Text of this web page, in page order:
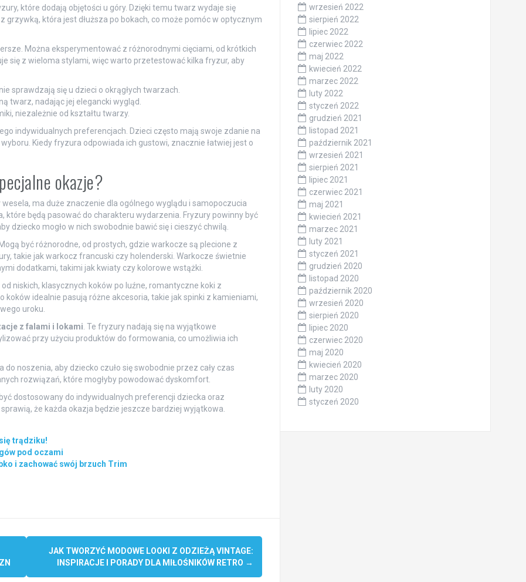
które dodają objętości u góry. Dzięki temu twarz wydaje się
grzywką, która jest dłuższa po bokach, co może pomóc w optycznym
Można eksperymentować z różnorodnymi cięciami, od krótkich
się z wieloma stylami, więc warto przetestować kilka fryzur, aby
sprawdzają się u dzieci o okrągłych twarzach.
twarz, nadając jej elegancki wygląd.
niezależnie od kształtu twarzy.
indywidualnych preferencjach. Dzieci często mają swoje zdanie na
Kiedy fryzura odpowiada ich gustowi, znacznie łatwiej jest o
okazje?
ma duże znaczenie dla ogólnego wyglądu i samopoczucia
które będą pasować do charakteru wydarzenia. Fryzury powinny być
dziecko mogło w nich swobodnie bawić się i cieszyć chwilą.
być różnorodne, od prostych, gdzie warkocze są plecione z
takie jak warkocz francuski czy holenderski. Warkocze świetnie
dodatkami, takimi jak kwiaty czy kolorowe wstążki.
od niskich, klasycznych koków po luźne, romantyczne koki z
idealnie pasują różne akcesoria, takie jak spinki z kamieniami,
uroku.
z falami i lokami . Te fryzury nadają się na wyjątkowe
przy użyciu produktów do formowania, co umożliwia ich
do noszenia, aby dziecko czuło się swobodnie przez cały czas
rozwiązań, które mogłyby powodować dyskomfort.
dostosowany do indywidualnych preferencji dziecka oraz
że każda okazja będzie jeszcze bardziej wyjątkowa.
trądziku!
pod oczami
i zachować swój brzuch Trim
JAK TWORZYĆ MODOWE LOOKI Z ODZIEŻĄ VINTAGE:
INSPIRACJE I PORADY DLA MIŁOŚNIKÓW RETRO →
wrzesień 2022
sierpień 2022
lipiec 2022
czerwiec 2022
maj 2022
kwiecień 2022
marzec 2022
luty 2022
styczeń 2022
grudzień 2021
listopad 2021
październik 2021
wrzesień 2021
sierpień 2021
lipiec 2021
czerwiec 2021
maj 2021
kwiecień 2021
marzec 2021
luty 2021
styczeń 2021
grudzień 2020
listopad 2020
październik 2020
wrzesień 2020
sierpień 2020
lipiec 2020
czerwiec 2020
maj 2020
kwiecień 2020
marzec 2020
luty 2020
styczeń 2020